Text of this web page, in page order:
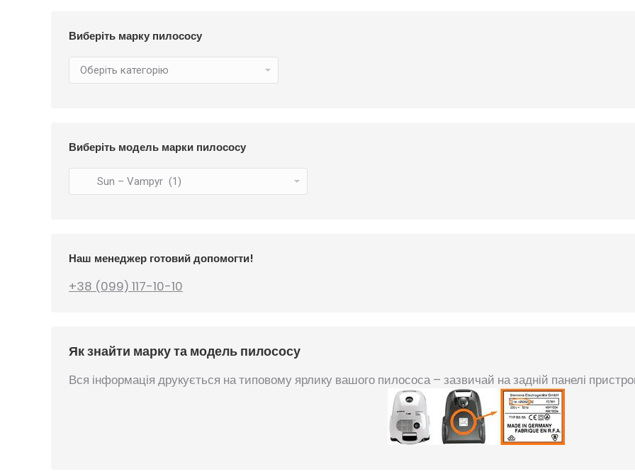
Виберіть марку пилососу
Виберіть модель марки пилососу
Наш менеджер готовий допомогти!
+38 (099) 117-10-10
Як знайти марку та модель пилососу
Вся інформація друкується на типовому ярлику вашого пилососа – зазвичай на задній панелі